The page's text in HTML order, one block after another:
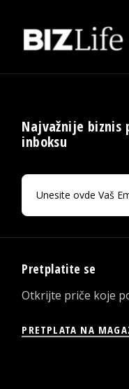
Najvažnije biznis
inboksu
Pretplatite se
Otkrijte priče koje
PRETPLATA NA